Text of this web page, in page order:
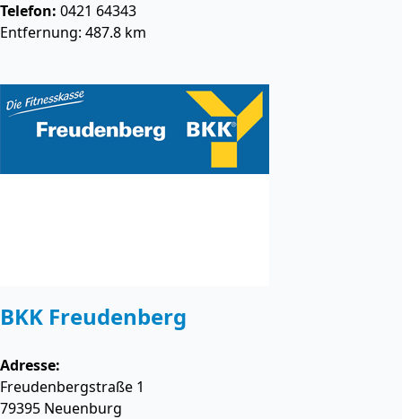
Telefon: 0421 64343
Entfernung: 487.8 km
BKK Freudenberg
Adresse:
Freudenbergstraße 1
79395 Neuenburg